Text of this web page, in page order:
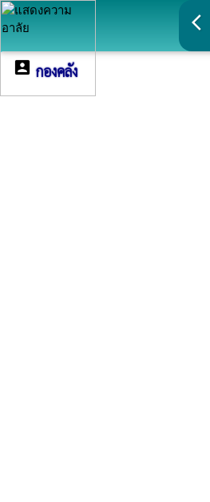
arrow_back_ios
account_box กองคลัง